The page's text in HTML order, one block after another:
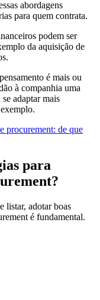
abordagens
para quem contrata.
podem ser
da aquisição de
é mais ou
à companhia uma
adaptar mais
procurement: de que
para
listar, adotar boas
é fundamental.